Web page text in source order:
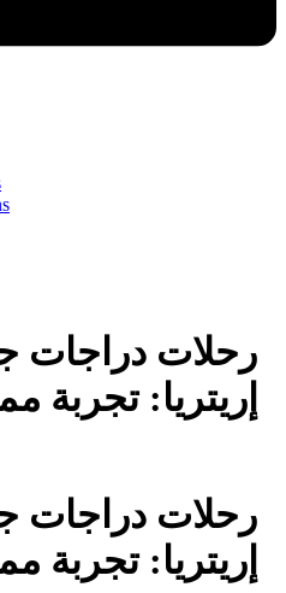
رحلات دراجات
إريتريا: تجربة
رحلات دراجات
إريتريا: تجربة